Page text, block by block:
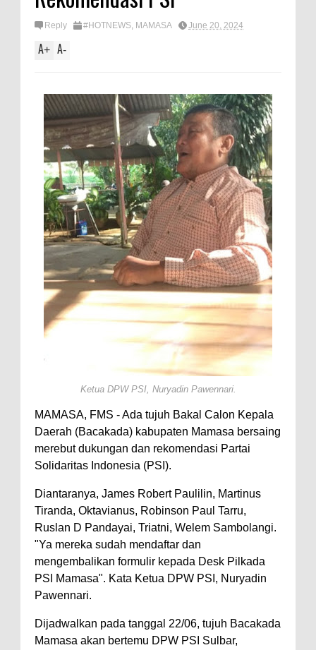
Reply #HOTNEWS, MAMASA June 20, 2024
A+ A-
Ketua DPW PSI, Nuryadin Pawennari.
MAMASA, FMS - Ada tujuh Bakal Calon Kepala
Daerah (Bacakada) kabupaten Mamasa bersaing
merebut dukungan dan rekomendasi Partai
Solidaritas Indonesia (PSI).
Diantaranya, James Robert Paulilin, Martinus
Tiranda, Oktavianus, Robinson Paul Tarru,
Ruslan D Pandayai, Triatni, Welem Sambolangi.
"Ya mereka sudah mendaftar dan
mengembalikan formulir kepada Desk Pilkada
PSI Mamasa". Kata Ketua DPW PSI, Nuryadin
Pawennari.
Dijadwalkan pada tanggal 22/06, tujuh Bacakada
Mamasa akan bertemu DPW PSI Sulbar,